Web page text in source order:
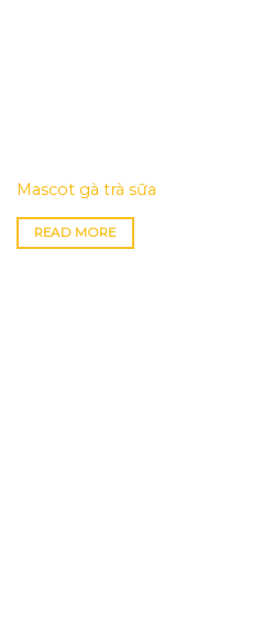
Mascot gà trà sữa
READ MORE